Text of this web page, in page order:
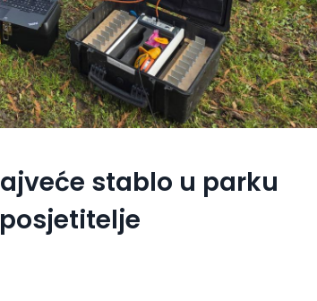
stablo u parku